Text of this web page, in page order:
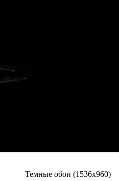
Темные обои (1536x960)